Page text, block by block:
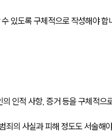
있도록 구체적으로 작성해야 합
인적 사항, 증거 등을 구체적으
죄의 사실과 피해 정도도 서술해